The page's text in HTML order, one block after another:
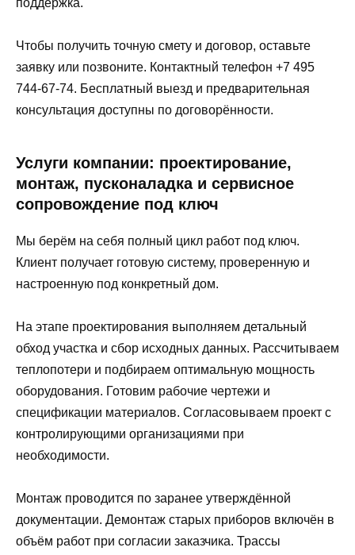
Чтобы получить точную смету и договор, оставьте
заявку или позвоните. Контактный телефон +7 495
744-67-74. Бесплатный выезд и предварительная
консультация доступны по договорённости.
Услуги компании: проектирование,
монтаж, пусконаладка и сервисное
сопровождение под ключ
Мы берём на себя полный цикл работ под ключ.
Клиент получает готовую систему, проверенную и
настроенную под конкретный дом.
На этапе проектирования выполняем детальный
обход участка и сбор исходных данных. Рассчитываем
теплопотери и подбираем оптимальную мощность
оборудования. Готовим рабочие чертежи и
спецификации материалов. Согласовываем проект с
контролирующими организациями при
необходимости.
Монтаж проводится по заранее утверждённой
документации. Демонтаж старых приборов включён в
объём работ при согласии заказчика. Трассы